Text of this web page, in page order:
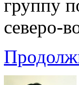
группу
северо-